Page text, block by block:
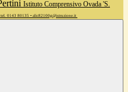
Istituto Comprensivo Ovada 'S.
tel. 0143 80135 • alic82100g@istruzione.it